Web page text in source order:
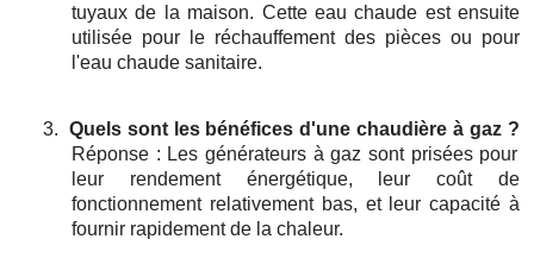
tuyaux de la maison. Cette eau chaude est ensuite
utilisée pour le réchauffement des pièces ou pour
l'eau chaude sanitaire.
3. Quels sont les bénéfices d'une chaudière à gaz ?
Réponse : Les générateurs à gaz sont prisées pour
leur rendement énergétique, leur coût de
fonctionnement relativement bas, et leur capacité à
fournir rapidement de la chaleur.